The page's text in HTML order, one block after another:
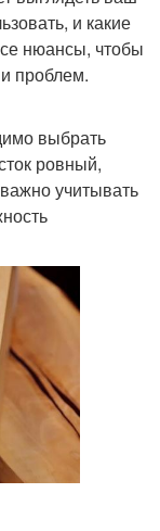
и какие
нюансы, чтобы
проблем.
выбрать
ровный,
учитывать